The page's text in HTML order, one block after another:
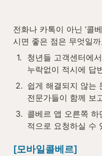
전화나 카톡이 아닌 ‘콜
시면 좋은 점은 무엇일
1.
청년들 고객센터에
누락없이 적시에 답
2. 쉽게 해결되지 않는
전문가들이 함께 보
3. 콜베르 앱 오른쪽 하
적으로 요청하실 수
[모바일콜베르]